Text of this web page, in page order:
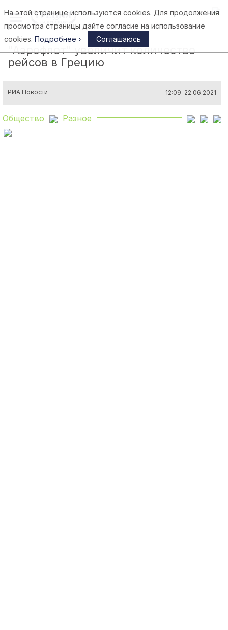
Афины
"Аэрофлот" увеличит количество
рейсов в Грецию
РИА Новости 12:09 22.06.2021
Общество Разное
На этой странице используются cookies. Для продолжения
просмотра страницы дайте согласие на использование
cookies. Подробнее › Соглашаюсь